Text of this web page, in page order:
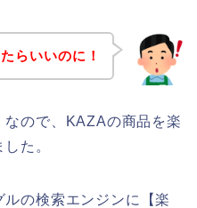
らいいのに！
なので、KAZAの商品を楽
た。
の検索エンジンに【楽